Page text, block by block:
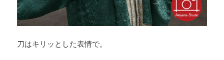
刀はキリッとした表情で。